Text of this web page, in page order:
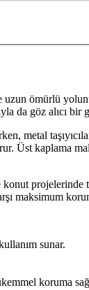
uzun ömürlü
da göz alıcı bir
metal
kaplama
konut
maksimum
sunar.
koruma